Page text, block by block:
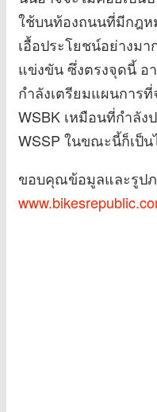
ใช้บนท้องถนนที่มีกฎ
เอื้อประโยชน์อย่างม
แข่งขัน ซึ่งตรงจุดนี้ อ
กำลังเตรียมแผนการที่
WSBK เหมือนที่กำลัง
WSSP ในขณะนี้ก็เป็น
ขอบคุณข้อมูลและรูป